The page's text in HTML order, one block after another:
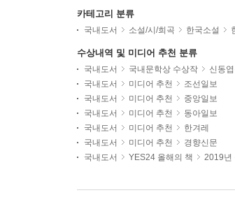
카테고리 분류
국내도서 소설/시/희곡 한국소설
수상내역 및 미디어 추천 분류
국내도서 국내문학상 수상작
신동
국내도서
미디어 추천
조선일보
국내도서
미디어 추천
중앙일보
국내도서
미디어 추천
동아일보
국내도서
미디어 추천
한겨레
국내도서
미디어 추천
경향신문
국내도서
YES24 올해의 책 2019년